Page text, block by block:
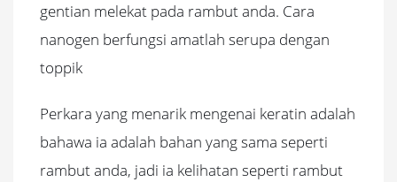
gentian melekat pada rambut anda. Cara
nanogen berfungsi amatlah serupa dengan
toppik
Perkara yang menarik mengenai keratin adalah
bahawa ia adalah bahan yang sama seperti
rambut anda, jadi ia kelihatan seperti rambut